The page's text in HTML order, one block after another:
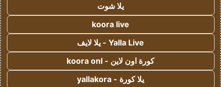
يلا شوت
koora live
Yalla Live - يلا لايف
كورة اون لاين - koora onl
يلا كورة - yallakora